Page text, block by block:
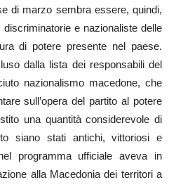
di marzo sembra essere, quindi,
e nazionaliste delle
di potere presente nel paese.
dalla lista dei responsabili del
nazionalismo macedone, che
sull’opera del partito al potere
una quantità considerevole di
siano stati antichi, vittoriosi e
programma ufficiale aveva in
alla Macedonia dei territori a